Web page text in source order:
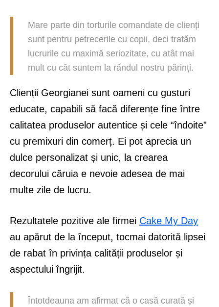
Mare parte din torturile comandate de clienți
sunt pentru petrecerile cu copii, deci tratăm
lucrurile cu maximă seriozitate, cu atât mai
mult cu cât suntem la rândul nostru părinți.
Clienții Georgianei sunt oameni cu gusturi
educate, capabili să facă diferențe fine între
calitatea produselor autentice și cele “îndoite”
cu premixuri din comerț. Ei pot aprecia un
dulce personalizat și unic, la crearea
decorului căruia e nevoie adesea de mai
multe zile de lucru.
Rezultatele pozitive ale firmei Cake My Day
au apărut de la început, tocmai datorită lipsei
de rabat în privința calității produselor și
aspectului îngrijit.
Întotdeauna am afirmat că o casă curată și